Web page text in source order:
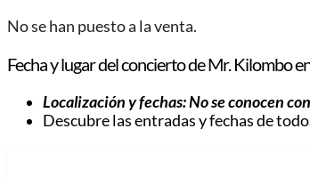
No se han puesto a la venta.
Fecha y lugar del concierto de Mr. Kilombo
Localización y fechas: No se conocen
Descubre las entradas y fechas de